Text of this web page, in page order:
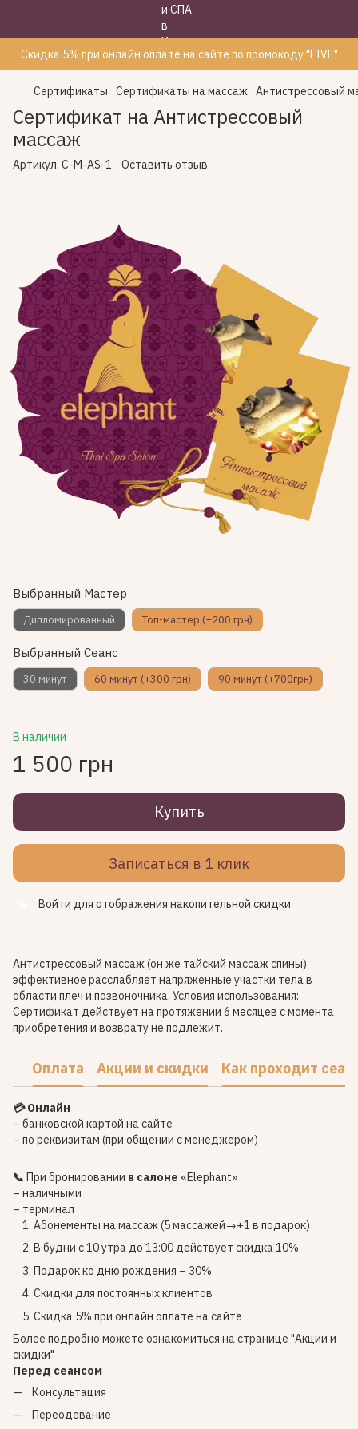
Скидка 5% при онлайн оплате на сайте по промокоду "FIVE"
Сертификаты Сертификаты на массаж Антистрессовый
Сертификат на Антистрессовый
массаж
Артикул: C-M-AS-1 Оставить отзыв
Выбранный Мастер
Дипломированный Топ-мастер (+200 грн)
Выбранный Сеанс
30 минут 60 минут (+300 грн) 90 минут (+700грн)
В наличии
1 500 грн
Купить
Записаться в 1 клик
Войти для отображения накопительной скидки
Антистрессовый массаж (он же тайский массаж спины)
эффективное расслабляет напряженные участки тела в
области плеч и позвоночника. Условия использования:
Сертификат действует на протяжении 6 месяцев с момента
приобретения и возврату не подлежит.
Оплата Акции и скидки Как проходит
💳 Онлайн
– банковской картой на сайте
– по реквизитам (при общении с менеджером)
📞 При бронировании в салоне «Elephant»
– наличными
– терминал
Абонементы на массаж (5 массажей→+1 в подарок)
В будни с 10 утра до 13:00 действует скидка 10%
Подарок ко дню рождения – 30%
Скидки для постоянных клиентов
Скидка 5% при онлайн оплате на сайте
Более подробно можете ознакомиться на странице "Акции и
скидки"
Перед сеансом
Консультация
Переодевание